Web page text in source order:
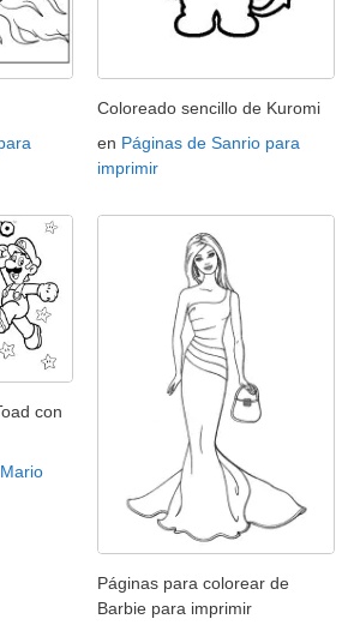
Coloreado sencillo de Kuromi
en Páginas de Sanrio para
imprimir
con
Páginas para colorear de
Barbie para imprimir